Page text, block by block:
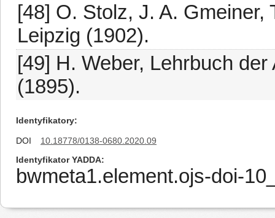
[48] O. Stolz, J. A. Gmeiner,
Leipzig (1902).
[49] H. Weber, Lehrbuch
(1895).
Identyfikatory
DOI
10.18778/0138-0680.2020.09
Identyfikator YADDA
bwmeta1.element.ojs-doi-